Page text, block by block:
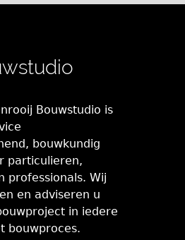
Bouwstudio is
bouwkundig
particulieren,
professionals. Wij
en adviseren u
in iedere
bouwproces.